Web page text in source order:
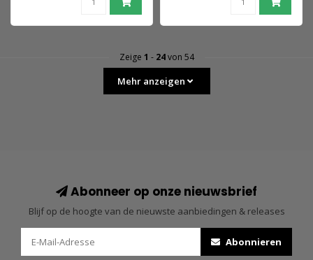
Zeige 1 - 24von 54
Mehr anzeigen
Abonneer op onze nieuwsbrief
Blijf op de hoogte van de nieuwste aanbiedingen & releases
Abonnieren